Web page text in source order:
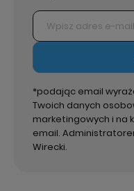
*podając email
Twoich danych
marketingowych i na
email.
Wirecki.